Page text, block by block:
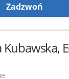
Zadzwoń
Kubawska,